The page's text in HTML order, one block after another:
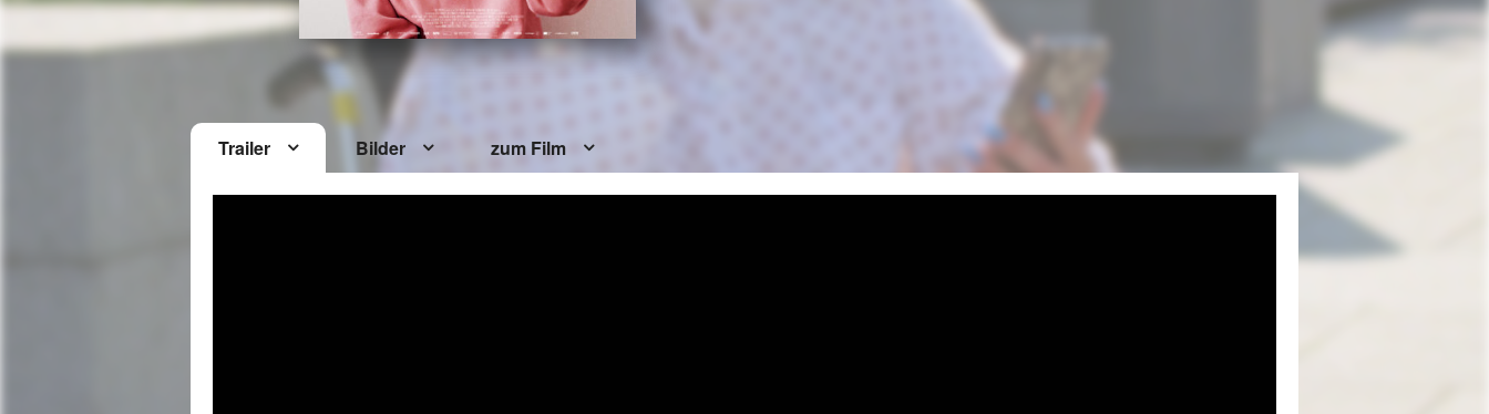
Trailer Bilder zum Film